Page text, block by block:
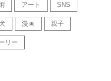
アート SNS
漫画 親子
リー